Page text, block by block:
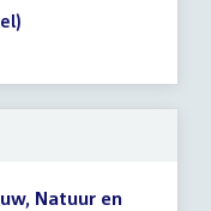
Natuur en